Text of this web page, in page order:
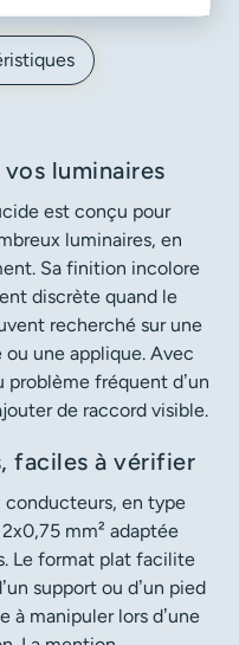
luminaires
est conçu pour
luminaires, en
Sa finition incolore
discrète quand le
recherché sur une
une applique. Avec
problème fréquent d’un
de raccord visible.
faciles à vérifier
conducteurs, en type
mm² adaptée
Le format plat facilite
support ou d’un pied
à manipuler lors d’une